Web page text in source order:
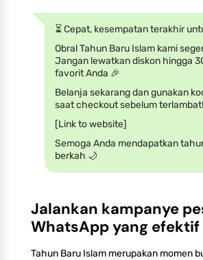
⏳ Cepat, kesempatan terakhir
Obral Tahun Baru Islam kami
Jangan lewatkan diskon hingga
favorit Anda 🎉
Belanja sekarang dan gunakan
saat checkout sebelum terlambat!
[Link to website]
Semoga Anda mendapatkan
berkah 🌙
Jalankan kampanye
WhatsApp yang efektif
Tahun Baru Islam merupakan momen